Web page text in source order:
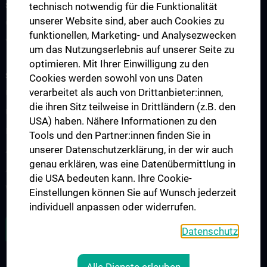
STUDIUM, AUS- UND WEITERBILDUNG
CCR Lecture Series & Impromptu Seminare
Vorlesungen und Seminare des Zentrums
SPENDEN FÜR DIE KREBSFORSCHUNG
Unsere Forschungsarbeit
Unterstützung der Krebsforschung
Informationszusendung
Aussendungen
Absetzbarkeit von Spenden
Wie können Sie spenden
technisch notwendig für die Funktionalität
unserer Website sind, aber auch Cookies zu
funktionellen, Marketing- und Analysezwecken
um das Nutzungserlebnis auf unserer Seite zu
optimieren. Mit Ihrer Einwilligung zu den
Cookies werden sowohl von uns Daten
verarbeitet als auch von Drittanbieter:innen,
die ihren Sitz teilweise in Drittländern (z.B. den
USA) haben. Nähere Informationen zu den
Tools und den Partner:innen finden Sie in
unserer Datenschutzerklärung, in der wir auch
genau erklären, was eine Datenübermittlung in
die USA bedeuten kann. Ihre Cookie-
Einstellungen können Sie auf Wunsch jederzeit
individuell anpassen oder widerrufen.
Datenschutz